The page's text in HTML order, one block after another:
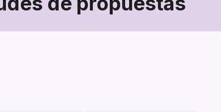
Solicitudes
de